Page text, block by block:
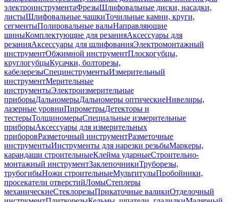
электроинструментаФрезыШлифовальные диски, насадки,
листыШлифовальные чашкиТочильные камни, круги,
сегментыПолировальные валыНаправляющие
шиныКомплектующие для резанияАксессуары для
резанияАксессуары для шлифованияЭлектромонтажный
инструментОбжимной инструментПлоскогубцы,
круглогубцыКусачки, болторезы,
кабелерезыСпецинструментыИзмерительный
инструментМерительные
инструментыЭлектроизмерительные
приборыДальномерыДальномеры оптическиеНивелиры,
лазерные уровниПирометрыДетекторы и
тестерыТолщиномерыСпециальные измерительные
приборыАксессуары для измерительных
приборовРазметочный инструментРазметочные
инструментыИнструменты для нарезки резьбыМаркеры,
карандаши строительныеКлейма ударныеСтроительно-
монтажный инструментЗаклепочникиТруборезы,
трубогибыНожи строительныеМультитулыПробойники,
просекатели отверстийЛомыСтеплеры
механическиеСтеклорезыПрикаточные валикиОтделочный